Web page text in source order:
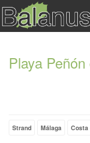
Playa
Strand Málaga Costa